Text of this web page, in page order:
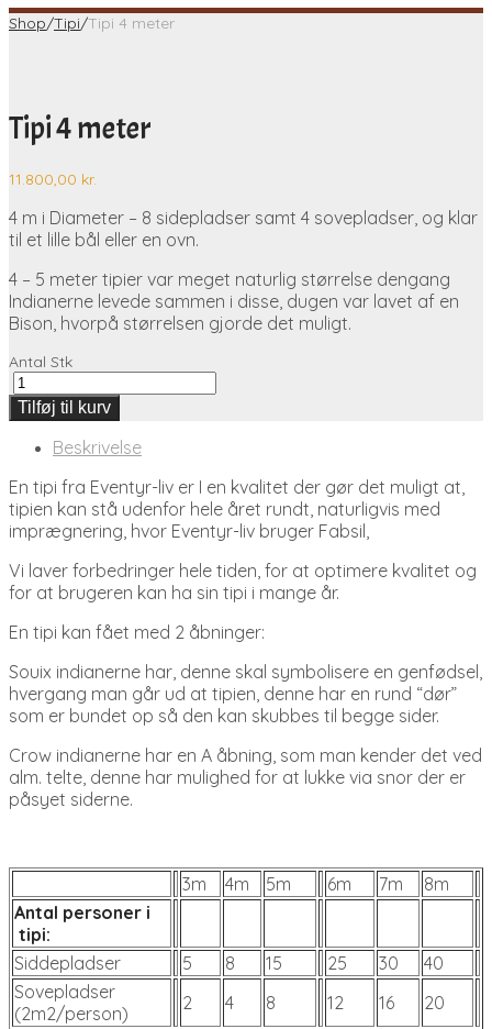
Shop/Tipi/Tipi 4 meter
Tipi 4 meter
11.800,00 kr.
4 m i Diameter – 8 sidepladser samt 4 sovepladser, og klar
til et lille bål eller en ovn.
4 – 5 meter tipier var meget naturlig størrelse dengang
Indianerne levede sammen i disse, dugen var lavet af en
Bison, hvorpå størrelsen gjorde det muligt.
Antal Stk
Tilføj til kurv
Beskrivelse
En tipi fra Eventyr-liv er I en kvalitet der gør det muligt at,
tipien kan stå udenfor hele året rundt, naturligvis med
imprægnering, hvor Eventyr-liv bruger Fabsil,
Vi laver forbedringer hele tiden, for at optimere kvalitet og
for at brugeren kan ha sin tipi i mange år.
En tipi kan fået med 2 åbninger:
Souix indianerne har, denne skal symbolisere en genfødsel,
hvergang man går ud at tipien, denne har en rund “dør”
som er bundet op så den kan skubbes til begge sider.
Crow indianerne har en A åbning, som man kender det ved
alm. telte, denne har mulighed for at lukke via snor der er
påsyet siderne.
3m 4m 5m 6m 7m
8m
Antal personer i
tipi:
Siddepladser
5 8 15 25 30
40
Sovepladser
(2m2/person)
2 4 8 12 16
20